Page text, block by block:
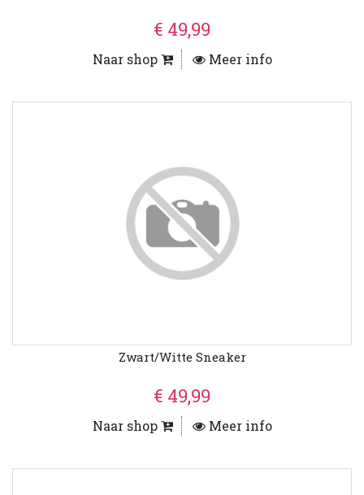
€ 49,99
Naar shop Meer info
Zwart/witte Sneaker
€ 49,99
Naar shop Meer info